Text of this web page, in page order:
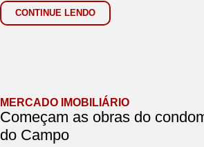
CONTINUE LENDO
MERCADO IMOBILIÁRIO
Começam as obras do
do Campo